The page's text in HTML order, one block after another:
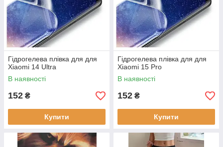
Гідрогелева плівка для для
Xiaomi 14 Ultra
В наявності
152 ₴
Купити
Гідрогелева плівка для для
Xiaomi 15 Pro
В наявності
152 ₴
Купити